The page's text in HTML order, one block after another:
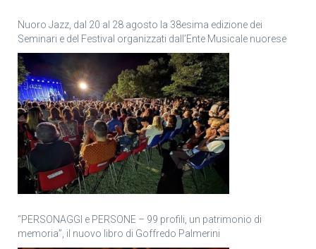
Nuoro Jazz, dal 20 al 28 agosto la 38esima edizione dei
Seminari e del Festival organizzati dall’Ente Musicale nuorese
“PERSONAGGI e PERSONE – 99 profili, un patrimonio di
memoria”, il nuovo libro di Goffredo Palmerini